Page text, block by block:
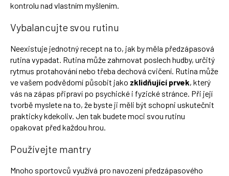
kontrolu nad vlastním myšlením.
Vybalancujte svou rutinu
Neexistuje jednotný recept na to, jak by měla předzápasová
rutina vypadat. Rutina může zahrnovat poslech hudby, určitý
rytmus protahování nebo třeba dechová cvičení. Rutina může
ve vašem podvědomí působit jako zklidňující prvek, který
vás na zápas připraví po psychické i fyzické stránce. Při její
tvorbě myslete na to, že byste ji měli být schopni uskutečnit
prakticky kdekoliv. Jen tak budete moci svou rutinu
opakovat před každou hrou.
Používejte mantry
Mnoho sportovců využívá pro navození předzápasového